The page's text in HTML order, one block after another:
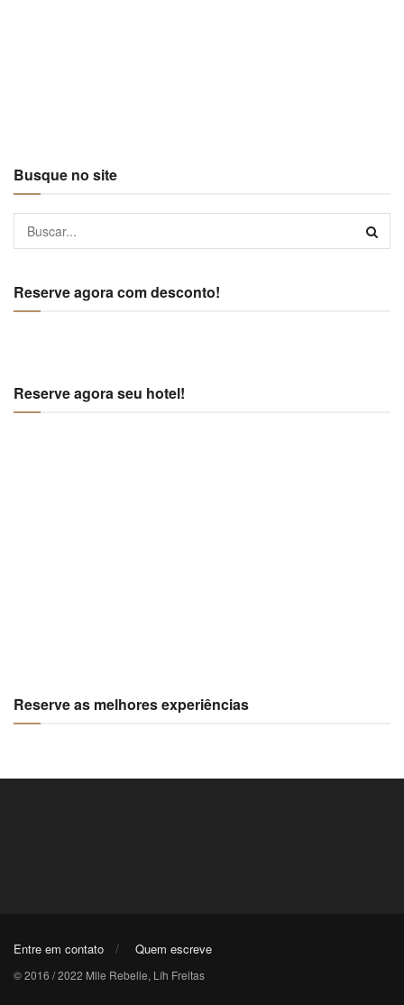
Busque no site
Reserve agora com desconto!
Reserve agora seu hotel!
Reserve as melhores experiências
Entre em contato Quem escreve
© 2016 / 2022 Mlle Rebelle, Líh Freitas